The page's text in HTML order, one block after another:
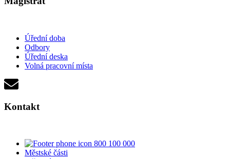
Úřední doba
Odbory
Úřední deska
Volná pracovní místa
Kontakt
800 100 000
Městské části